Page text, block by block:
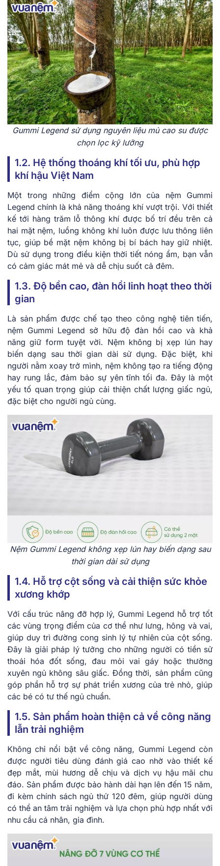
Gummi Legend sử dụng nguyên liệu mủ cao su được
chọn lọc kỹ lưỡng
1.2. Hệ thống thoáng khí tối ưu, phù hợp
khí hậu Việt Nam
Một trong những điểm cộng lớn của nệm Gummi
Legend chính là khả năng thoáng khí vượt trội. Với thiết
kế tới hàng trăm lỗ thông khí được bố trí đều trên cả
hai mặt nệm, luồng không khí luôn được lưu thông liên
tục, giúp bề mặt nệm không bị bí bách hay giữ nhiệt.
Dù sử dụng trong điều kiện thời tiết nóng ẩm, bạn vẫn
có cảm giác mát mẻ và dễ chịu suốt cả đêm.
1.3. Độ bền cao, đàn hồi linh hoạt theo thời
gian
Là sản phẩm được chế tạo theo công nghệ tiên tiến,
nệm Gummi Legend sở hữu độ đàn hồi cao và khả
năng giữ form tuyệt vời. Nệm không bị xẹp lún hay
biến dạng sau thời gian dài sử dụng. Đặc biệt, khi
người nằm xoay trở mình, nệm không tạo ra tiếng động
hay rung lắc, đảm bảo sự yên tĩnh tối đa. Đây là một
yếu tố quan trọng giúp cải thiện chất lượng giấc ngủ,
đặc biệt cho người ngủ cùng.
Nệm Gummi Legend không xẹp lún hay biến dạng sau
thời gian dài sử dụng
1.4. Hỗ trợ cột sống và cải thiện sức khỏe
xương khớp
Với cấu trúc nâng đỡ hợp lý, Gummi Legend hỗ trợ tốt
các vùng trọng điểm của cơ thể như lưng, hông và vai,
giúp duy trì đường cong sinh lý tự nhiên của cột sống.
Đây là giải pháp lý tưởng cho những người có tiền sử
thoái hóa đốt sống, đau mỏi vai gáy hoặc thường
xuyên ngủ không sâu giấc. Đồng thời, sản phẩm cũng
góp phần hỗ trợ sự phát triển xương của trẻ nhỏ, giúp
các bé có tư thế ngủ chuẩn.
1.5. Sản phẩm hoàn thiện cả về công năng
lẫn trải nghiệm
Không chỉ nổi bật về công năng, Gummi Legend còn
được người tiêu dùng đánh giá cao nhờ vào thiết kế
đẹp mắt, mùi hương dễ chịu và dịch vụ hậu mãi chu
đáo. Sản phẩm được bảo hành dài hạn lên đến 15 năm,
đi kèm chính sách ngủ thử 120 đêm, giúp người dùng
có thể an tâm trải nghiệm và lựa chọn phù hợp nhất với
nhu cầu cá nhân, gia đình.